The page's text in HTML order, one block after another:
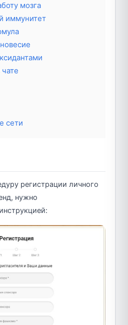
мозга
иммунитет
сети
регистрации личного
нужно